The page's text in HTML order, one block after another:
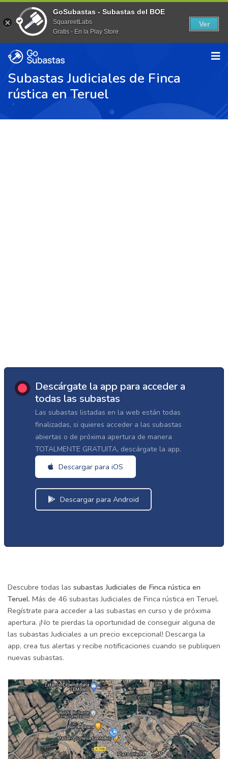
Subastas Judiciales de Finca
rústica en Teruel
Descárgate la app para acceder a
todas las subastas
Las subastas listadas en la web están todas
finalizadas, si quieres acceder a las subastas
abiertas o de próxima apertura de manera
TOTALMENTE GRATUITA, descárgate la app.
Descargar para iOS
Descargar para Android
Descubre todas las subastas Judiciales de Finca rústica en
Teruel. Más de 46 subastas Judiciales de Finca rústica en Teruel.
Regístrate para acceder a las subastas en curso y de próxima
apertura. ¡No te pierdas la oportunidad de conseguir alguna de
las subastas Judiciales a un precio excepcional! Descarga la
app, crea tus alertas y recibe notificaciones cuando se publiquen
nuevas subastas.
GoSubastas - Subastas del BOE
SquareetLabs
Gratis - En la Play Store
Ver